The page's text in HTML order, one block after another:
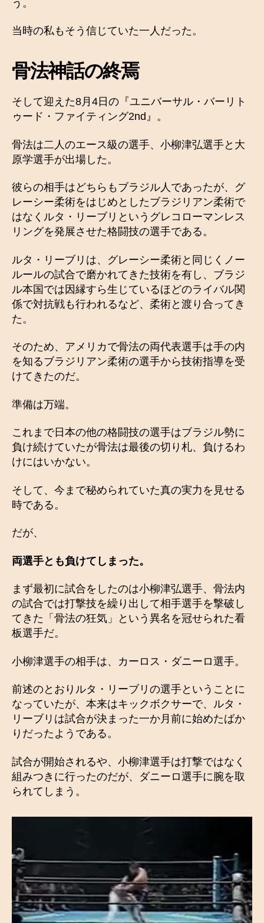
う。
当時の私もそう信じていた一人だった。
骨法神話の終焉
そして迎えた8月4日の『ユニバーサル・バーリト
ゥード・ファイティング2nd』。
骨法は二人のエース級の選手、小柳津弘選手と大
原学選手が出場した。
彼らの相手はどちらもブラジル人であったが、グ
レーシー柔術をはじめとしたブラジリアン柔術で
はなくルタ・リーブリというグレコローマンレス
リングを発展させた格闘技の選手である。
ルタ・リーブリは、グレーシー柔術と同じくノー
ルールの試合で磨かれてきた技術を有し、ブラジ
ル本国では因縁すら生じているほどのライバル関
係で対抗戦も行われるなど、柔術と渡り合ってき
た。
そのため、アメリカで骨法の両代表選手は手の内
を知るブラジリアン柔術の選手から技術指導を受
けてきたのだ。
準備は万端。
これまで日本の他の格闘技の選手はブラジル勢に
負け続けていたが骨法は最後の切り札、負けるわ
けにはいかない。
そして、今まで秘められていた真の実力を見せる
時である。
だが、
両選手とも負けてしまった。
まず最初に試合をしたのは小柳津弘選手、骨法内
の試合では打撃技を繰り出して相手選手を撃破し
てきた「骨法の狂気」という異名を冠せられた看
板選手だ。
小柳津選手の相手は、カーロス・ダニーロ選手。
前述のとおりルタ・リーブリの選手ということに
なっていたが、本来はキックボクサーで、ルタ・
リーブリは試合が決まった一か月前に始めたばか
りだったようである。
試合が開始されるや、小柳津選手は打撃ではなく
組みつきに行ったのだが、ダニーロ選手に腕を取
られてしまう。